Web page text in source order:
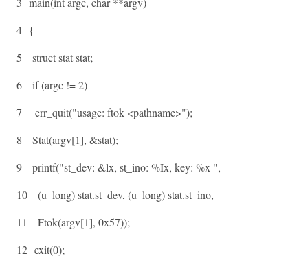
4 {
5 struct stat stat;
6 if (argc != 2)
7 err_quit("usage: ftok <pathname>");
8 Stat(argv[1], &stat);
9 printf("st_dev: &lx, st_ino: %Ix, key: %x ",
10 (u_long) stat.st_dev, (u_long) stat.st_ino,
11 Ftok(argv[1], 0x57));
12 exit(0);